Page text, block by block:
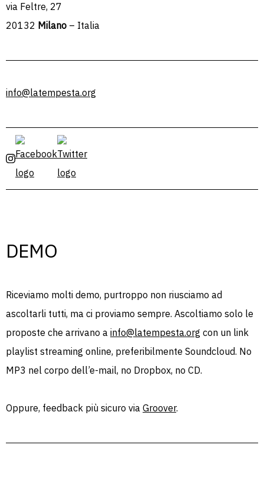
via Feltre, 27
20132 Milano – Italia
info@latempesta.org
DEMO
Riceviamo molti demo, purtroppo non riusciamo ad
ascoltarli tutti, ma ci proviamo sempre. Ascoltiamo solo le
proposte che arrivano a info@latempesta.org con un link
playlist streaming online, preferibilmente Soundcloud. No
MP3 nel corpo dell’e-mail, no Dropbox, no CD.
Oppure, feedback più sicuro via Groover.